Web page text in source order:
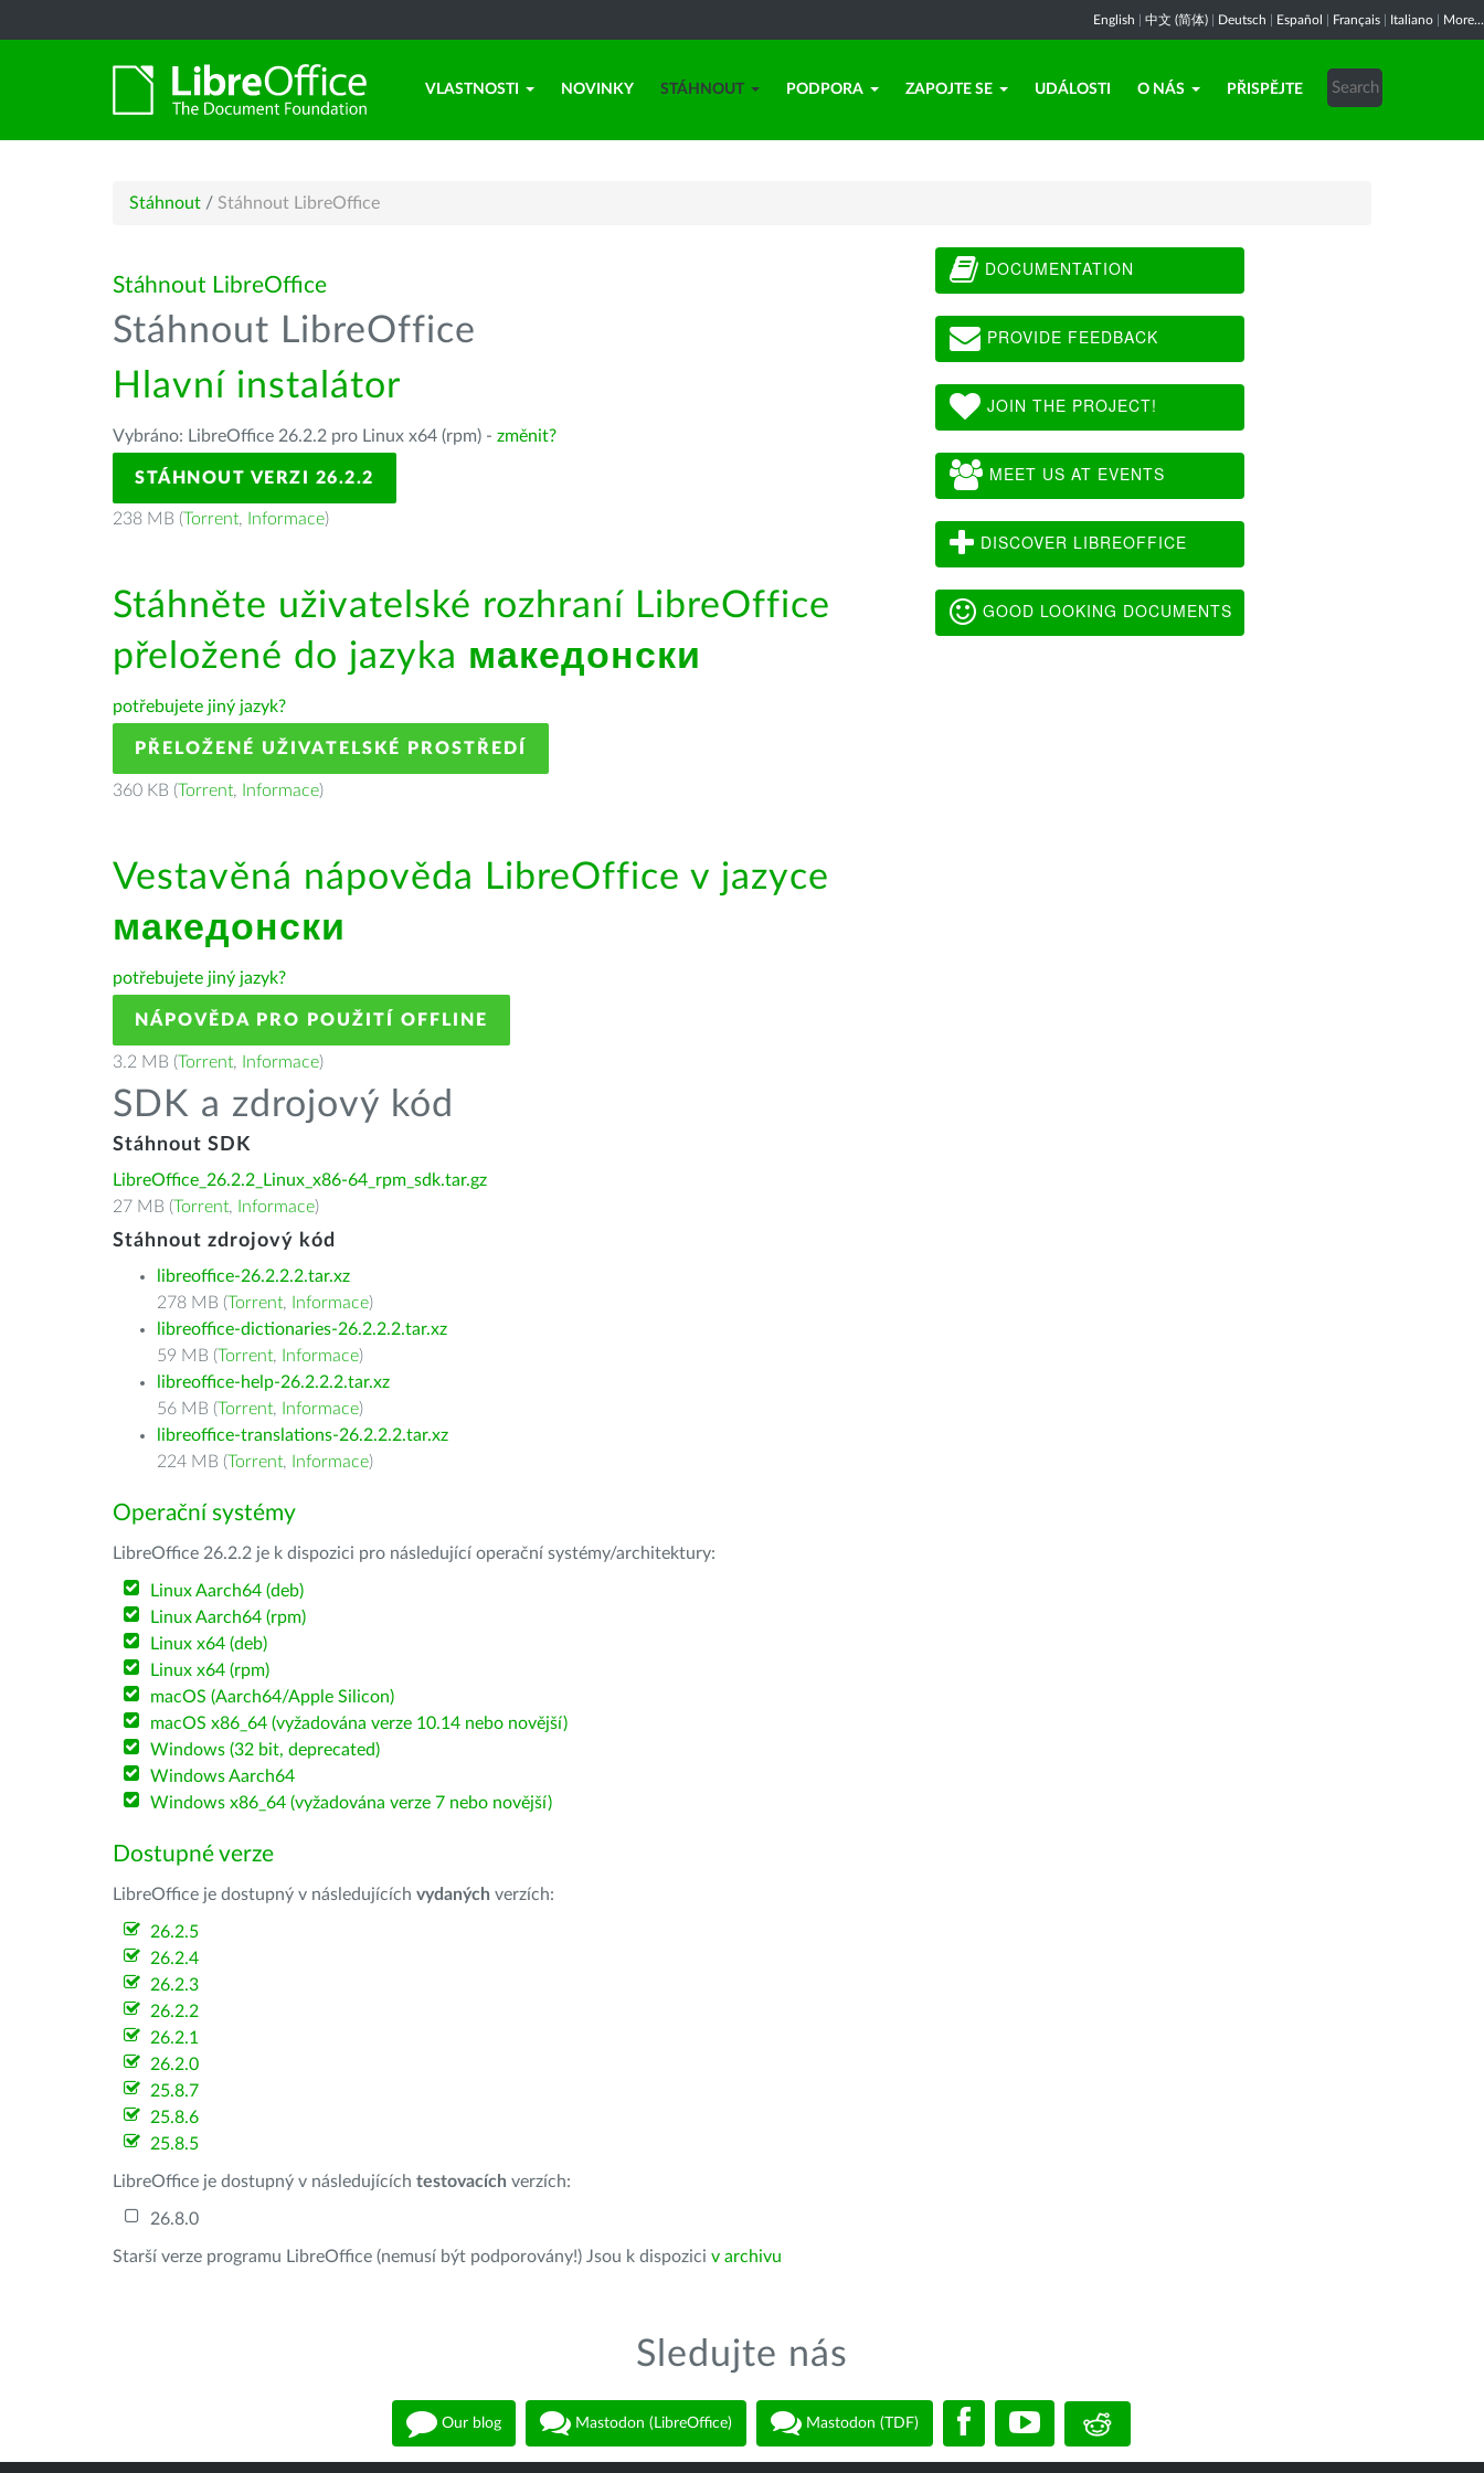
English 中文 (简体) Deutsch Español Français Italiano More...
VLASTNOSTI NOVINKY STÁHNOUT PODPORA ZAPOJTE SE UDÁLOSTI O NÁS PŘISPĚJTE
Stáhnout / Stáhnout LibreOffice
Stáhnout LibreOffice
Stáhnout LibreOffice
Hlavní instalátor
Vybráno: LibreOffice 26.2.2 pro Linux x64 (rpm) - změnit?
STÁHNOUT VERZI 26.2.2
238 MB (Torrent, Informace)
Stáhněte uživatelské rozhraní LibreOffice
přeložené do jazyka македонски
potřebujete jiný jazyk?
PŘELOŽENÉ UŽIVATELSKÉ PROSTŘEDÍ
360 KB (Torrent, Informace)
Vestavěná nápověda LibreOffice v jazyce
македонски
potřebujete jiný jazyk?
NÁPOVĚDA PRO POUŽITÍ OFFLINE
3.2 MB (Torrent, Informace)
SDK a zdrojový kód
Stáhnout SDK
LibreOffice_26.2.2_Linux_x86-64_rpm_sdk.tar.gz
27 MB (Torrent, Informace)
Stáhnout zdrojový kód
libreoffice-26.2.2.2.tar.xz
278 MB (Torrent, Informace)
libreoffice-dictionaries-26.2.2.2.tar.xz
59 MB (Torrent, Informace)
libreoffice-help-26.2.2.2.tar.xz
56 MB (Torrent, Informace)
libreoffice-translations-26.2.2.2.tar.xz
224 MB (Torrent, Informace)
Operační systémy
LibreOffice 26.2.2 je k dispozici pro následující operační systémy/architektury:
Linux Aarch64 (deb)
Linux Aarch64 (rpm)
Linux x64 (deb)
Linux x64 (rpm)
macOS (Aarch64/Apple Silicon)
macOS x86_64 (vyžadována verze 10.14 nebo novější)
Windows (32 bit, deprecated)
Windows Aarch64
Windows x86_64 (vyžadována verze 7 nebo novější)
Dostupné verze
LibreOffice je dostupný v následujících vydaných verzích:
26.2.5
26.2.4
26.2.3
26.2.2
26.2.1
26.2.0
25.8.7
25.8.6
25.8.5
LibreOffice je dostupný v následujících testovacích verzích:
26.8.0
Starší verze programu LibreOffice (nemusí být podporovány!) Jsou k dispozici v archivu
DOCUMENTATION
PROVIDE FEEDBACK
JOIN THE PROJECT!
MEET US AT EVENTS
DISCOVER LIBREOFFICE
GOOD LOOKING DOCUMENTS
Sledujte nás
Our blog Mastodon (LibreOffice) Mastodon (TDF)